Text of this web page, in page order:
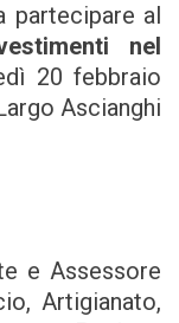
partecipare al
nel
20 febbraio
Ascianghi
e Assessore
Artigianato,